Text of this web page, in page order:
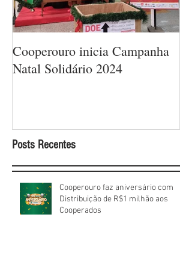
Cooperouro inicia Campanha
Natal Solidário 2024
Posts Recentes
Cooperouro faz aniversário com
Distribuição de R$1 milhão aos
Cooperados